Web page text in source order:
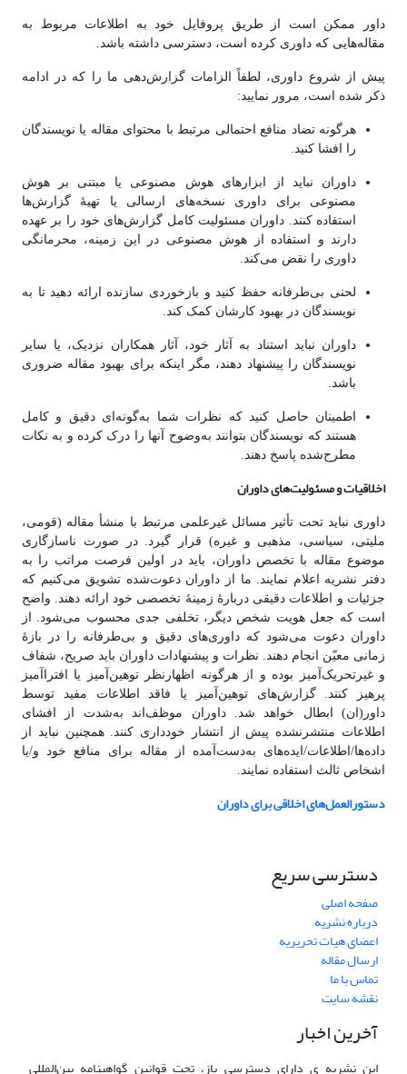
داور ممکن است از طریق پروفایل خود به اطلاعات مربوط به
مقاله‌هایی که داوری کرده است، دسترسی داشته باشد.
پیش از شروع داوری، لطفاً الزامات گزارش‌دهی ما را که در ادامه
ذکر شده است، مرور نمایید:
هرگونه تضاد منافع احتمالی مرتبط با محتوای مقاله یا نویسندگان
را افشا کنید.
داوران نباید از ابزارهای هوش مصنوعی یا مبتنی بر هوش
مصنوعی برای داوری نسخه‌های ارسالی یا تهیهٔ گزارش‌ها
استفاده کنند. داوران مسئولیت کامل گزارش‌های خود را بر عهده
دارند و استفاده از هوش مصنوعی در این زمینه، محرمانگی
داوری را نقض می‌کند.
لحنی بی‌طرفانه حفظ کنید و بازخوردی سازنده ارائه دهید تا به
نویسندگان در بهبود کارشان کمک کند.
داوران نباید استناد به آثار خود، آثار همکاران نزدیک، یا سایر
نویسندگان را پیشنهاد دهند، مگر اینکه برای بهبود مقاله ضروری
باشد.
اطمینان حاصل کنید که نظرات شما به‌گونه‌ای دقیق و کامل
هستند که نویسندگان بتوانند به‌وضوح آنها را درک کرده و به نکات
مطرح‌شده پاسخ دهند.
اخلاقیات و مسئولیت‌های داوران
داوری نباید تحت تأثیر مسائل غیرعلمی مرتبط با منشأ مقاله (قومی،
ملیتی، سیاسی، مذهبی و غیره) قرار گیرد. در صورت ناسازگاری
موضوع مقاله با تخصص داوران، باید در اولین فرصت مراتب را به
دفتر نشریه اعلام نمایند. ما از داوران دعوت‌شده تشویق می‌کنیم که
جزئیات و اطلاعات دقیقی دربارهٔ زمینۀ تخصصی خود ارائه دهند. واضح
است که جعل هویت شخص دیگر، تخلفی جدی محسوب می‌شود. از
داوران دعوت می‌شود که داوری‌های دقیق و بی‌طرفانه را در بازهٔ
زمانی معیّن انجام دهند. نظرات و پیشنهادات داوران باید صریح، شفاف
و غیرتحریک‌آمیز بوده و از هرگونه اظهارنظر توهین‌آمیز یا افتراآمیز
پرهیز کنند. گزارش‌های توهین‌آمیز یا فاقد اطلاعات مفید توسط
داور(ان) ابطال خواهد شد. داوران موظف‌اند به‌شدت از افشای
اطلاعات منتشرنشده پیش از انتشار خودداری کنند. همچنین نباید از
داده‌ها/اطلاعات/ایده‌های به‌دست‌آمده از مقاله برای منافع خود و/یا
اشخاص ثالث استفاده نمایند.
دستورالعمل‌های اخلاقی برای داوران
دسترسی سریع
صفحه اصلی
درباره نشریه
اعضای هیات تحریریه
ارسال مقاله
تماس با ما
نقشه سایت
آخرین اخبار
این نشریه ی دارای دسترسی باز، تحت قوانین گواهینامه بین‌المللی